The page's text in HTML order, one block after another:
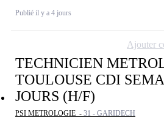
Publié il y a 4 jours
TECHNICIEN
TOULOUSE CDI
JOURS (H/F)
PSI METROLOGIE - 31 - GARIDECH
Ajouter